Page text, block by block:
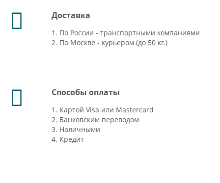
Доставка
1. По России - транспортными компаниями
2. По Москве - курьером (до 50 кг.)
Способы оплаты
1. Картой Visa или Mastercard
2. Банковским переводом
3. Наличными
4. Кредит